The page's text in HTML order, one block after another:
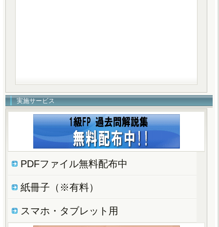
実施サービス
PDFファイル無料配布中
紙冊子（※有料）
スマホ・タブレット用